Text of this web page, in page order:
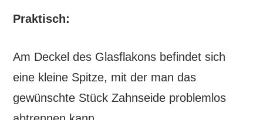
Praktisch:
Am Deckel des Glasflakons befindet sich
eine kleine Spitze, mit der man das
gewünschte Stück Zahnseide problemlos